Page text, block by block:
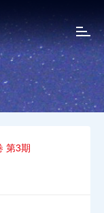
T
o
g
l
e
第3期